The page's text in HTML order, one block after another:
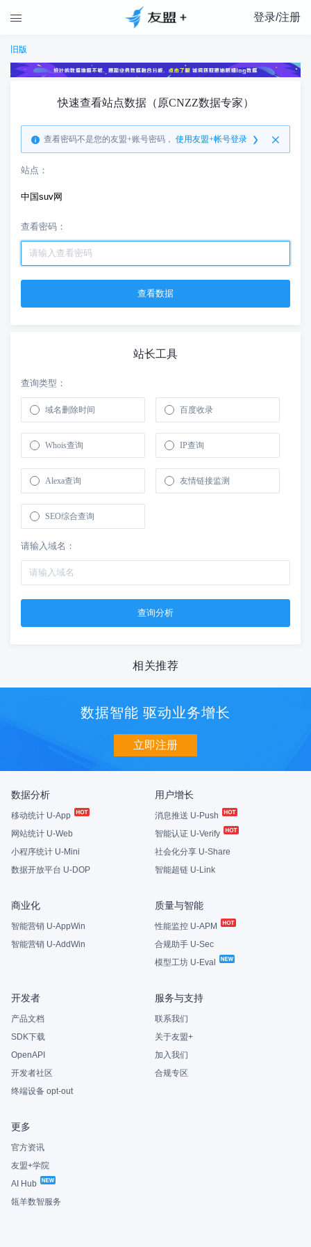
 登录/注册
旧版
快速查看站点数据（原CNZZ数据专家）
查看密码不是您的友盟+账号密码， 使用友盟+帐号登录
站点：
中国suv网
查看密码：
站长工具
查询类型：
域名删除时间 百度收录
Whois查询 IP查询
Alexa查询 友情链接监测
SEO综合查询
请输入域名：
相关推荐
数据智能 驱动业务增长
立即注册
数据分析
移动统计 U-App
网站统计 U-Web
小程序统计 U-Mini
数据开放平台 U-DOP
用户增长
消息推送 U-Push
智能认证 U-Verify
社会化分享 U-Share
智能超链 U-Link
商业化
智能营销 U-AppWin
智能营销 U-AddWin
质量与智能
性能监控 U-APM
合规助手 U-Sec
模型工坊 U-Eval
开发者
产品文档
SDK下载
OpenAPI
开发者社区
终端设备 opt-out
服务与支持
联系我们
关于友盟+
加入我们
合规专区
更多
官方资讯
友盟+学院
AI Hub
瓴羊数智服务